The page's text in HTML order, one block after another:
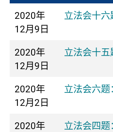
2020年
12月9日
立法会十
2020年
12月9日
立法会十
2020年
12月2日
立法会六
2020年
立法会四